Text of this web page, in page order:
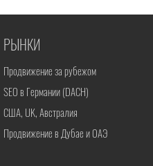
РЫНКИ
Продвижение за рубежом
SEO в Германии (DACH)
США, UK, Австралия
Продвижение в Дубае и ОАЭ